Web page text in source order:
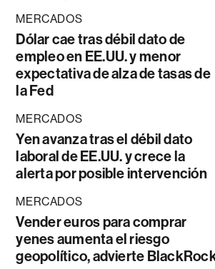
MERCADOS
Dólar cae tras débil dato de
empleo en EE.UU. y menor
expectativa de alza de tasas de
la Fed
MERCADOS
Yen avanza tras el débil dato
laboral de EE.UU. y crece la
alerta por posible intervención
MERCADOS
Vender euros para comprar
yenes aumenta el riesgo
geopolítico, advierte